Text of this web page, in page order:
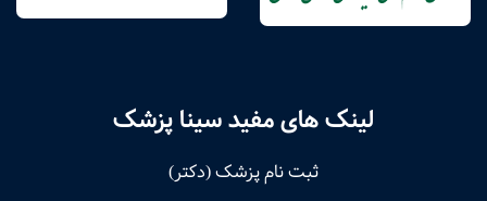
لینک های مفید سینا پزشک
ثبت نام پزشک (دکتر)